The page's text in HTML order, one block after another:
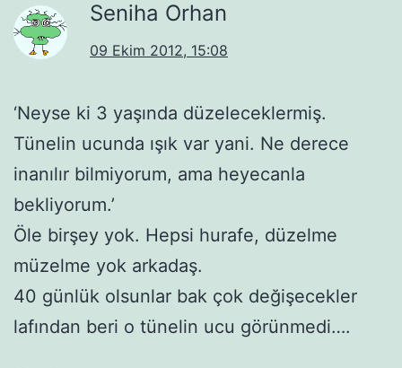
Seniha Orhan
09 Ekim 2012, 15:08
‘Neyse ki 3 yaşında düzeleceklermiş.
Tünelin ucunda ışık var yani. Ne derece
inanılır bilmiyorum, ama heyecanla
bekliyorum.’
Öle birşey yok. Hepsi hurafe, düzelme
müzelme yok arkadaş.
40 günlük olsunlar bak çok değişecekler
lafından beri o tünelin ucu görünmedi….